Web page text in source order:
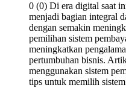
0 (0) Di era digital saat
menjadi bagian integral
dengan semakin
pemilihan sistem
meningkatkan
pertumbuhan bisnis.
menggunakan sistem
tips untuk memilih